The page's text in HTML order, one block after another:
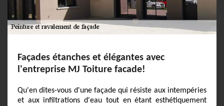
Façades étanches et élégantes avec
l'entreprise MJ Toiture facade!
Qu'en dites-vous d'une façade qui résiste aux intempéries
et aux infiltrations d'eau tout en étant esthétiquement